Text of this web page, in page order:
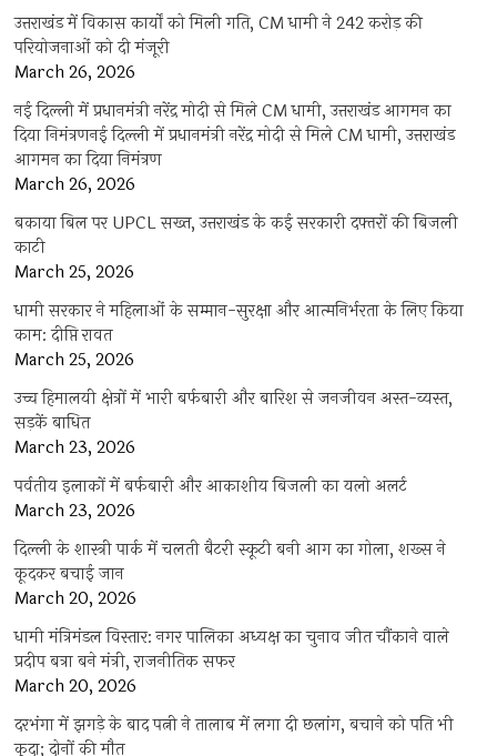
उत्तराखंड में विकास कार्यों को मिली गति, CM धामी ने 242 करोड़ की
परियोजनाओं को दी मंजूरी
March 26, 2026
नई दिल्ली में प्रधानमंत्री नरेंद्र मोदी से मिले CM धामी, उत्तराखंड आगमन का
दिया निमंत्रणनई दिल्ली में प्रधानमंत्री नरेंद्र मोदी से मिले CM धामी, उत्तराखंड
आगमन का दिया निमंत्रण
March 26, 2026
बकाया बिल पर UPCL सख्त, उत्तराखंड के कई सरकारी दफ्तरों की बिजली
काटी
March 25, 2026
धामी सरकार ने महिलाओं के सम्मान-सुरक्षा और आत्मनिर्भरता के लिए किया
काम: दीप्ति रावत
March 25, 2026
उच्च हिमालयी क्षेत्रों में भारी बर्फबारी और बारिश से जनजीवन अस्त-व्यस्त,
सड़कें बाधित
March 23, 2026
पर्वतीय इलाकों में बर्फबारी और आकाशीय बिजली का यलो अलर्ट
March 23, 2026
दिल्ली के शास्त्री पार्क में चलती बैटरी स्कूटी बनी आग का गोला, शख्स ने
कूदकर बचाई जान
March 20, 2026
धामी मंत्रिमंडल विस्तार: नगर पालिका अध्यक्ष का चुनाव जीत चौंकाने वाले
प्रदीप बत्रा बने मंत्री, राजनीतिक सफर
March 20, 2026
दरभंगा में झगड़े के बाद पत्नी ने तालाब में लगा दी छलांग, बचाने को पति भी
कूदा; दोनों की मौत